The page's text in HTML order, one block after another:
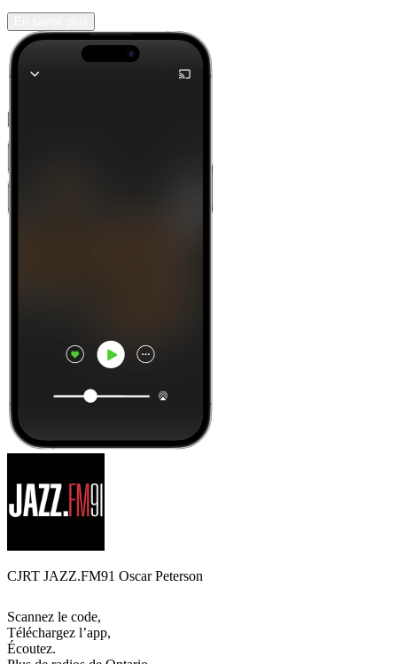
CJRT JAZZ.FM91 Oscar Peterson
Scannez le code,
Téléchargez l’app,
Écoutez.